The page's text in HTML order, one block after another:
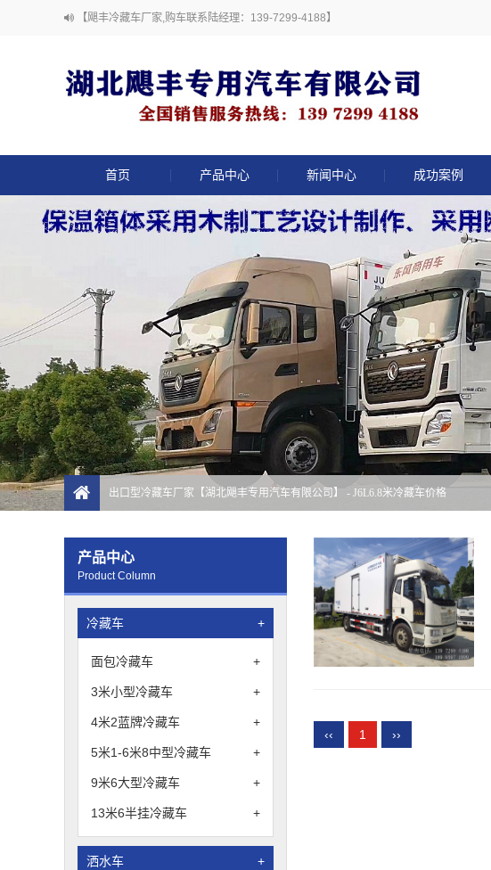
【飓丰冷藏车厂家,购车联系陆经理：139-7299-4188】
首页 产品中心 新闻中心 成功案例
出口型冷藏车厂家【湖北飓丰专用汽车有限公司】 - J6L6.8米冷藏车价格
产品中心
Product Column
冷藏车 +
面包冷藏车 +
3米小型冷藏车 +
4米2蓝牌冷藏车 +
5米1-6米8中型冷藏车 +
9米6大型冷藏车 +
13米6半挂冷藏车 +
洒水车 +
‹‹ 1 ››